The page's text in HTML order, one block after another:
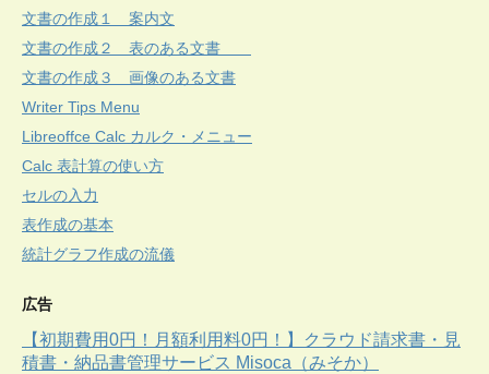
文書の作成１ 案内文
文書の作成２ 表のある文書
文書の作成３ 画像のある文書
Writer Tips Menu
Libreoffce Calc カルク・メニュー
Calc 表計算の使い方
セルの入力
表作成の基本
統計グラフ作成の流儀
広告
【初期費用0円！月額利用料0円！】クラウド請求書・見
積書・納品書管理サービス Misoca（みそか）